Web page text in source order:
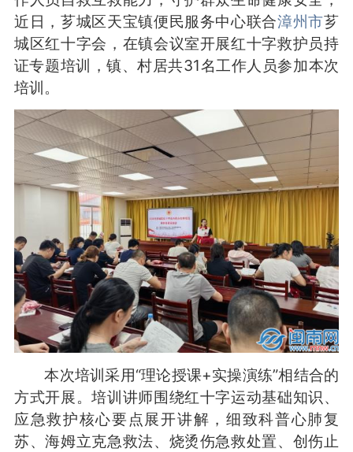
近日，芗城区天宝镇便民服务中心联合漳州市芗
城区红十字会，在镇会议室开展红十字救护员持
证专题培训，镇、村居共31名工作人员参加本次
培训。
本次培训采用“理论授课+实操演练”相结合的
方式开展。培训讲师围绕红十字运动基础知识、
应急救护核心要点展开讲解，细致科普心肺复
苏、海姆立克急救法、烧烫伤急救处置、创伤止